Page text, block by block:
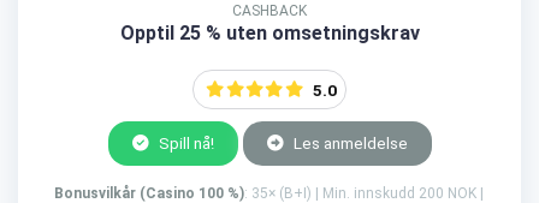
CASHBACK
Opptil 25 % uten omsetningskrav
5.0
Spill nå! Les anmeldelse
Bonusvilkår (Casino 100 %): 35× (B+I) | Min. innskudd 200 NOK |